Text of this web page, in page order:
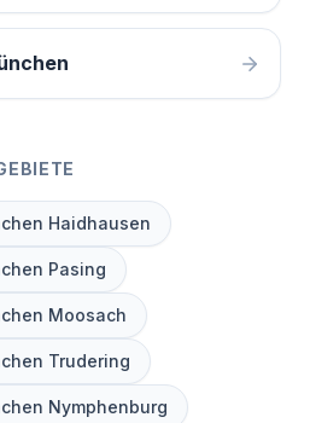
Haidhausen
Pasing
Moosach
Trudering
Nymphenburg